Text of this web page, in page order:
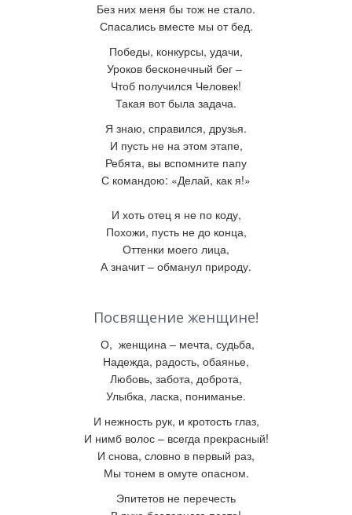
Без них меня бы тож не стало.
Спасались вместе мы от бед.
Победы, конкурсы, удачи,
Уроков бесконечный бег –
Чтоб получился Человек!
Такая вот была задача.
Я знаю, справился, друзья.
И пусть не на этом этапе,
Ребята, вы вспомните папу
С командою: «Делай, как я!»
И хоть отец я не по коду,
Похожи, пусть не до конца,
Оттенки моего лица,
А значит – обманул природу.
Посвящение женщине!
О, женщина – мечта, судьба,
Надежда, радость, обаянье,
Любовь, забота, доброта,
Улыбка, ласка, пониманье.
И нежность рук, и кротость глаз,
И нимб волос – всегда прекрасный!
И снова, словно в первый раз,
Мы тонем в омуте опасном.
Эпитетов не перечесть